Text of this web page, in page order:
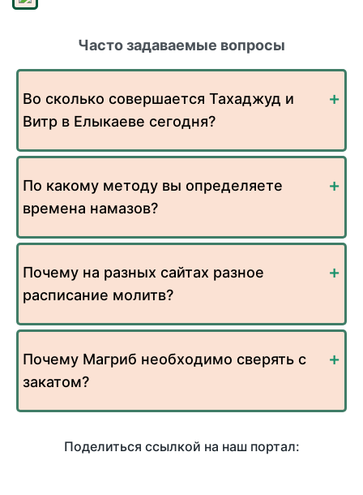
Часто задаваемые вопросы
Во сколько совершается Тахаджуд и
Витр в Елыкаеве сегодня?
По какому методу вы определяете
времена намазов?
Почему на разных сайтах разное
расписание молитв?
Почему Магриб необходимо сверять с
закатом?
Поделиться ссылкой на наш портал: